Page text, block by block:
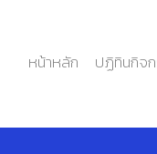
หน้าหลัก (current)
ปฏิทินกิจ